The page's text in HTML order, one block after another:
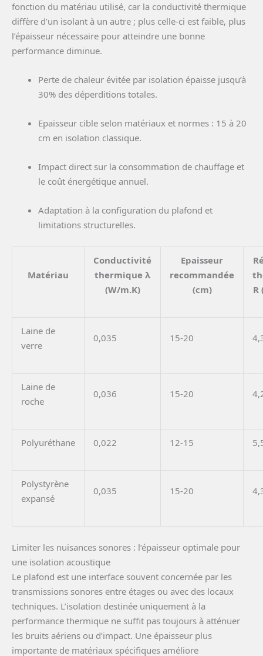
fonction du matériau utilisé, car la conductivité thermique
diffère d’un isolant à un autre ; plus celle-ci est faible, plus
l’épaisseur nécessaire pour atteindre une bonne
performance diminue.
Perte de chaleur évitée par isolation épaisse jusqu’à
30% des déperditions totales.
Epaisseur cible selon matériaux et normes : 15 à 20
cm en isolation classique.
Impact direct sur la consommation de chauffage et
le coût énergétique annuel.
Adaptation à la configuration du plafond et
limitations structurelles.
Matériau
Conductivité
thermique λ
(W/m.K)
Epaisseur
recommandée
(cm)
R
Laine de
verre
0,035 15-20
Laine de
roche
0,036 15-20
Polyuréthane 0,022 12-15
Polystyrène
expansé
0,035 15-20
Limiter les nuisances sonores : l’épaisseur optimale pour
une isolation acoustique
Le plafond est une interface souvent concernée par les
transmissions sonores entre étages ou avec des locaux
techniques. L’isolation destinée uniquement à la
performance thermique ne suffit pas toujours à atténuer
les bruits aériens ou d’impact. Une épaisseur plus
importante de matériaux spécifiques améliore